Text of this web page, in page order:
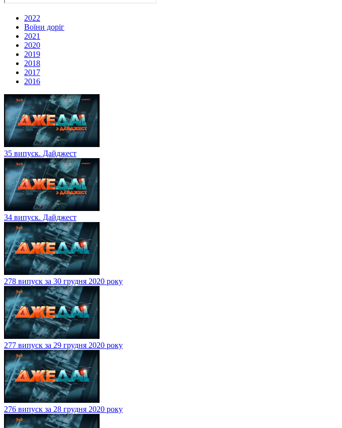
2022
Воїни доріг
2021
2020
2019
2018
2017
2016
35 випуск. Дайджест
34 випуск. Дайджест
278 випуск за 30 грудня 2020 року
277 випуск за 29 грудня 2020 року
276 випуск за 28 грудня 2020 року